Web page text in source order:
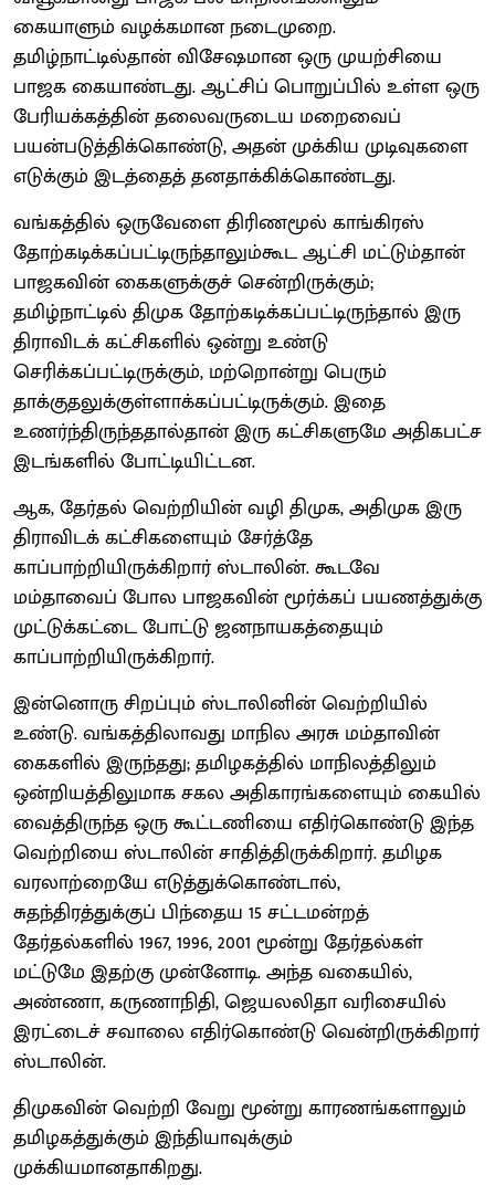
கையாளும் வழக்கமான நடைமுறை.
தமிழ்நாட்டில்தான் விசேஷமான ஒரு முயற்சியை
பாஜக கையாண்டது. ஆட்சிப் பொறுப்பில் உள்ள ஒரு
பேரியக்கத்தின் தலைவருடைய மறைவைப்
பயன்படுத்திக்கொண்டு, அதன் முக்கிய முடிவுகளை
எடுக்கும் இடத்தைத் தனதாக்கிக்கொண்டது.
வங்கத்தில் ஒருவேளை திரிணமூல் காங்கிரஸ்
தோற்கடிக்கப்பட்டிருந்தாலும்கூட ஆட்சி மட்டும்தான்
பாஜகவின் கைகளுக்குச் சென்றிருக்கும்;
தமிழ்நாட்டில் திமுக தோற்கடிக்கப்பட்டிருந்தால் இரு
திராவிடக் கட்சிகளில் ஒன்று உண்டு
செரிக்கப்பட்டிருக்கும், மற்றொன்று பெரும்
தாக்குதலுக்குள்ளாக்கப்பட்டிருக்கும். இதை
உணர்ந்திருந்ததால்தான் இரு கட்சிகளுமே அதிகபட்ச
இடங்களில் போட்டியிட்டன.
ஆக, தேர்தல் வெற்றியின் வழி திமுக, அதிமுக இரு
திராவிடக் கட்சிகளையும் சேர்த்தே
காப்பாற்றியிருக்கிறார் ஸ்டாலின். கூடவே
மம்தாவைப் போல பாஜகவின் மூர்க்கப் பயணத்துக்கு
முட்டுக்கட்டை போட்டு ஜனநாயகத்தையும்
காப்பாற்றியிருக்கிறார்.
இன்னொரு சிறப்பும் ஸ்டாலினின் வெற்றியில்
உண்டு. வங்கத்திலாவது மாநில அரசு மம்தாவின்
கைகளில் இருந்தது; தமிழகத்தில் மாநிலத்திலும்
ஒன்றியத்திலுமாக சகல அதிகாரங்களையும் கையில்
வைத்திருந்த ஒரு கூட்டணியை எதிர்கொண்டு இந்த
வெற்றியை ஸ்டாலின் சாதித்திருக்கிறார். தமிழக
வரலாற்றையே எடுத்துக்கொண்டால்,
சுதந்திரத்துக்குப் பிந்தைய 15 சட்டமன்றத்
தேர்தல்களில் 1967, 1996, 2001 மூன்று தேர்தல்கள்
மட்டுமே இதற்கு முன்னோடி. அந்த வகையில்,
அண்ணா, கருணாநிதி, ஜெயலலிதா வரிசையில்
இரட்டைச் சவாலை எதிர்கொண்டு வென்றிருக்கிறார்
ஸ்டாலின்.
திமுகவின் வெற்றி வேறு மூன்று காரணங்களாலும்
தமிழகத்துக்கும் இந்தியாவுக்கும்
முக்கியமானதாகிறது.